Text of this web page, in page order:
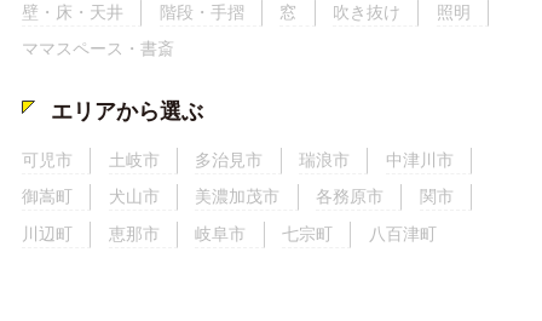
壁・床・天井
階段・手摺 窓 吹き抜け
照明
ママスペース・書斎
エリアから選ぶ
可児市 土岐市 多治見市 瑞浪市
中津川市
御嵩町
犬山市 美濃加茂市 各務原市
関市
川辺町
恵那市 岐阜市 七宗町 八百津町